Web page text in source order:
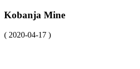
Kobanja Mine
( 2020-04-17 )